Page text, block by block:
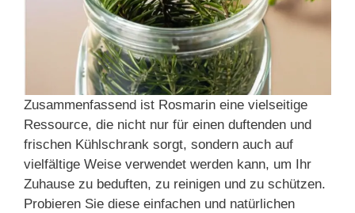
Zusammenfassend ist Rosmarin eine vielseitige
Ressource, die nicht nur für einen duftenden und
frischen Kühlschrank sorgt, sondern auch auf
vielfältige Weise verwendet werden kann, um Ihr
Zuhause zu beduften, zu reinigen und zu schützen.
Probieren Sie diese einfachen und natürlichen